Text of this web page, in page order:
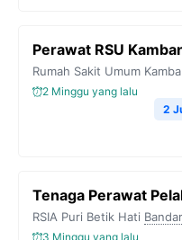
Perawat RSU
Rumah Sakit Umum
2 Minggu yang lalu
2
Tenaga Perawat
RSIA Puri Betik Hati
3 Minggu yang lalu